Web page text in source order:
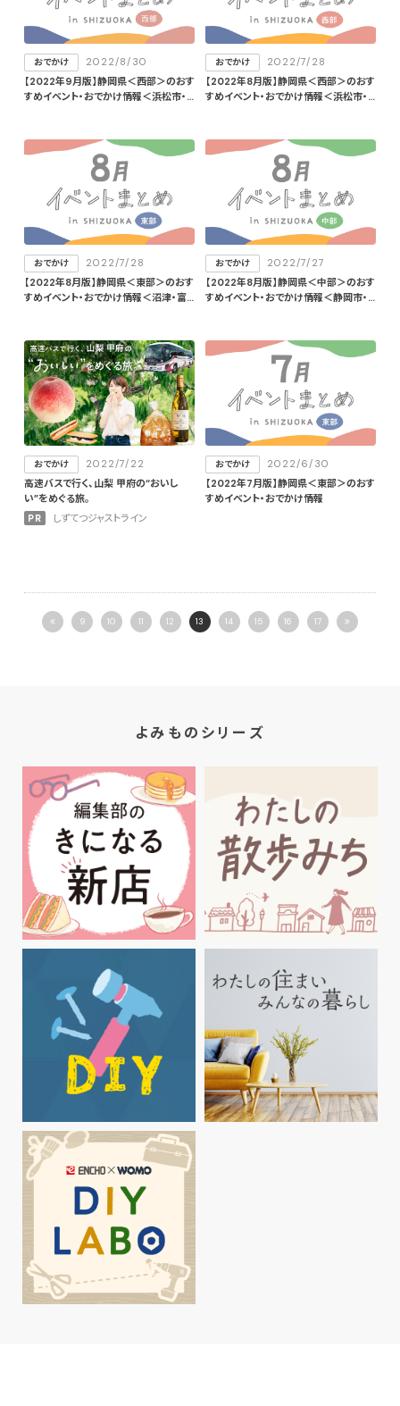
おでかけ
2022/8/30
【2022年9月版】静岡県＜西部＞のおす
すめイベント・おでかけ情報＜浜松市・
おでかけ
2022/7/28
【2022年8月版】静岡県＜西部＞のおす
すめイベント・おでかけ情報＜浜松市・
おでかけ
2022/7/28
【2022年8月版】静岡県＜東部＞のおす
すめイベント・おでかけ情報＜沼津・富
おでかけ
2022/7/27
【2022年8月版】静岡県＜中部＞のおす
すめイベント・おでかけ情報＜静岡市・
おでかけ
2022/7/22
高速バスで行く、山梨 甲府の“おいし
い”をめぐる旅。
PR
しずてつジャストライン
おでかけ
2022/6/30
【2022年7月版】静岡県＜東部＞のおす
すめイベント・おでかけ情報
9 10 11 12 13 14 15 16 17
よみものシリーズ